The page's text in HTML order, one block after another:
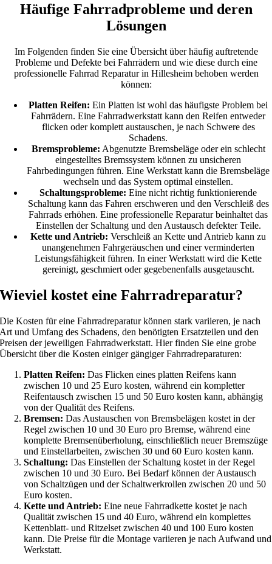
Häufige Fahrradprobleme und deren
Lösungen
Im Folgenden finden Sie eine Übersicht über häufig auftretende
Probleme und Defekte bei Fahrrädern und wie diese durch eine
professionelle Fahrrad Reparatur in Hillesheim behoben werden
können:
Platten Reifen: Ein Platten ist wohl das häufigste Problem bei
Fahrrädern. Eine Fahrradwerkstatt kann den Reifen entweder
flicken oder komplett austauschen, je nach Schwere des
Schadens.
Bremsprobleme: Abgenutzte Bremsbeläge oder ein schlecht
eingestelltes Bremssystem können zu unsicheren
Fahrbedingungen führen. Eine Werkstatt kann die Bremsbeläge
wechseln und das System optimal einstellen.
Schaltungsprobleme: Eine nicht richtig funktionierende
Schaltung kann das Fahren erschweren und den Verschleiß des
Fahrrads erhöhen. Eine professionelle Reparatur beinhaltet das
Einstellen der Schaltung und den Austausch defekter Teile.
Kette und Antrieb: Verschleiß an Kette und Antrieb kann zu
unangenehmen Fahrgeräuschen und einer verminderten
Leistungsfähigkeit führen. In einer Werkstatt wird die Kette
gereinigt, geschmiert oder gegebenenfalls ausgetauscht.
Wieviel kostet eine Fahrradreparatur?
Die Kosten für eine Fahrradreparatur können stark variieren, je nach
Art und Umfang des Schadens, den benötigten Ersatzteilen und den
Preisen der jeweiligen Fahrradwerkstatt. Hier finden Sie eine grobe
Übersicht über die Kosten einiger gängiger Fahrradreparaturen:
Platten Reifen: Das Flicken eines platten Reifens kann
zwischen 10 und 25 Euro kosten, während ein kompletter
Reifentausch zwischen 15 und 50 Euro kosten kann, abhängig
von der Qualität des Reifens.
Bremsen: Das Austauschen von Bremsbelägen kostet in der
Regel zwischen 10 und 30 Euro pro Bremse, während eine
komplette Bremsenüberholung, einschließlich neuer Bremszüge
und Einstellarbeiten, zwischen 30 und 60 Euro kosten kann.
Schaltung: Das Einstellen der Schaltung kostet in der Regel
zwischen 10 und 30 Euro. Bei Bedarf können der Austausch
von Schaltzügen und der Schaltwerkrollen zwischen 20 und 50
Euro kosten.
Kette und Antrieb: Eine neue Fahrradkette kostet je nach
Qualität zwischen 15 und 40 Euro, während ein komplettes
Kettenblatt- und Ritzelset zwischen 40 und 100 Euro kosten
kann. Die Preise für die Montage variieren je nach Aufwand und
Werkstatt.